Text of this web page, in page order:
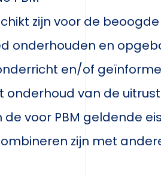
zijn voor de
onderhouden en
en/of
onderhoud van de
voor PBM geldende
zijn met